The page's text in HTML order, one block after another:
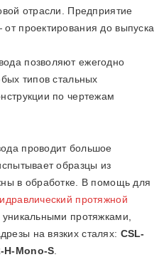
отрасли. Предприятие
проектирования до выпуска
позволяют ежегодно
типов стальных
по чертежам
проводит большое
образцы из
в обработке. В помощь для
протяжной
протяжками,
на вязких сталях: CSL-
H-Mono-S